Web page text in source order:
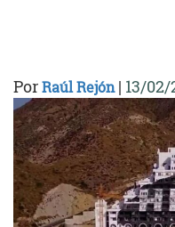
PorRaúl Rejón| 13/02/